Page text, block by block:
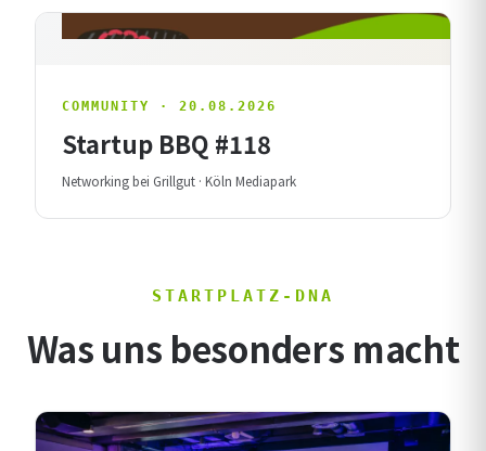
COMMUNITY · 20.08.2026
Startup BBQ #118
Networking bei Grillgut · Köln Mediapark
STARTPLATZ-DNA
Was uns besonders macht